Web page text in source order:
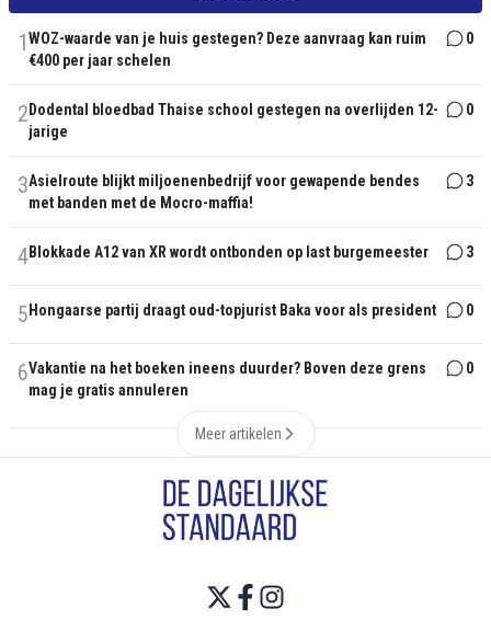
1WOZ-waarde van je huis gestegen? Deze aanvraag kan ruim
€400 per jaar schelen
0
2 Dodental bloedbad Thaise school gestegen na overlijden 12-
jarige
0
3Asielroute blijkt miljoenenbedrijf voor gewapende bendes
met banden met de Mocro-maffia!
3
4Blokkade A12 van XR wordt ontbonden op last burgemeester 3
5 Hongaarse partij draagt oud-topjurist Baka voor als president 0
6Vakantie na het boeken ineens duurder? Boven deze grens
mag je gratis annuleren
0
Meer artikelen